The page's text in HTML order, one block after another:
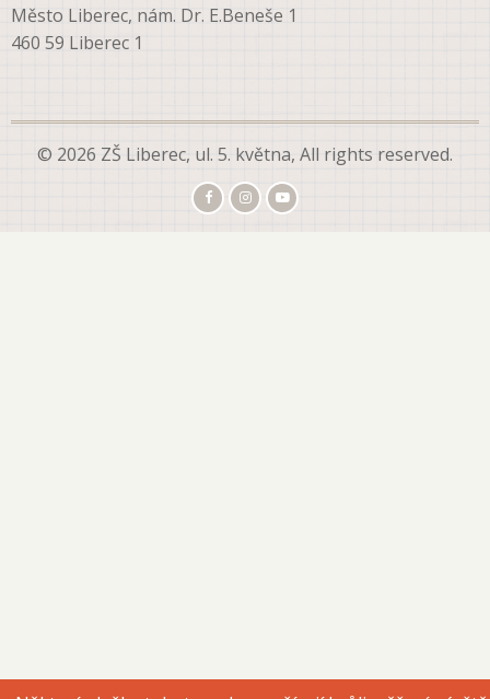
Město Liberec, nám. Dr. E.Beneše 1
460 59 Liberec 1
© 2026 ZŠ Liberec, ul. 5. května, All rights reserved.